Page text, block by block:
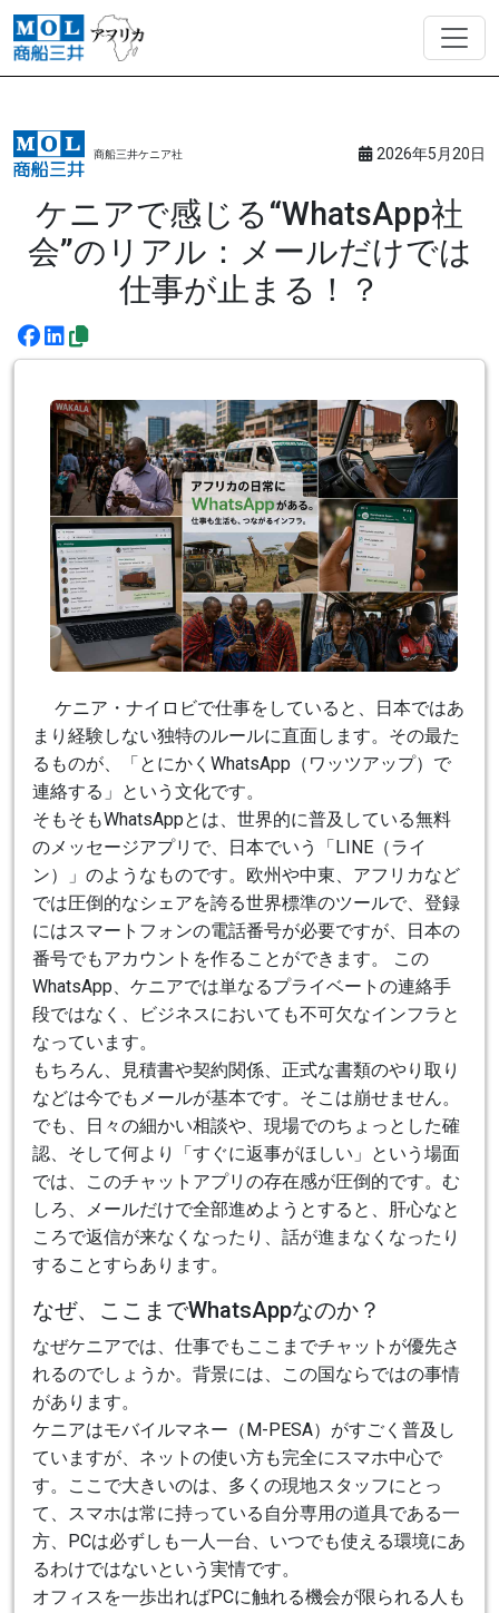
商船三井ケニア社 2026年5月20日
ケニアで感じる“WhatsApp社
会”のリアル：メールだけでは
仕事が止まる！？
ケニア・ナイロビで仕事をしていると、日本ではあ
まり経験しない独特のルールに直面します。その最た
るものが、「とにかくWhatsApp（ワッツアップ）で
連絡する」という文化です。
そもそもWhatsAppとは、世界的に普及している無料
のメッセージアプリで、日本でいう「LINE（ライ
ン）」のようなものです。欧州や中東、アフリカなど
では圧倒的なシェアを誇る世界標準のツールで、登録
にはスマートフォンの電話番号が必要ですが、日本の
番号でもアカウントを作ることができます。 この
WhatsApp、ケニアでは単なるプライベートの連絡手
段ではなく、ビジネスにおいても不可欠なインフラと
なっています。
もちろん、見積書や契約関係、正式な書類のやり取り
などは今でもメールが基本です。そこは崩せません。
でも、日々の細かい相談や、現場でのちょっとした確
認、そして何より「すぐに返事がほしい」という場面
では、このチャットアプリの存在感が圧倒的です。む
しろ、メールだけで全部進めようとすると、肝心なと
ころで返信が来なくなったり、話が進まなくなったり
することすらあります。
なぜ、ここまでWhatsAppなのか？
なぜケニアでは、仕事でもここまでチャットが優先さ
れるのでしょうか。背景には、この国ならではの事情
があります。
ケニアはモバイルマネー（M-PESA）がすごく普及し
ていますが、ネットの使い方も完全にスマホ中心で
す。ここで大きいのは、多くの現地スタッフにとっ
て、スマホは常に持っている自分専用の道具である一
方、PCは必ずしも一人一台、いつでも使える環境にあ
るわけではないという実情です。
オフィスを一歩出ればPCに触れる機会が限られる人も